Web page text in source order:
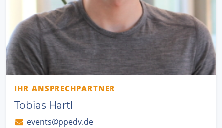
IHR ANSPRECHPARTNER
Tobias Hartl
events@ppedv.de